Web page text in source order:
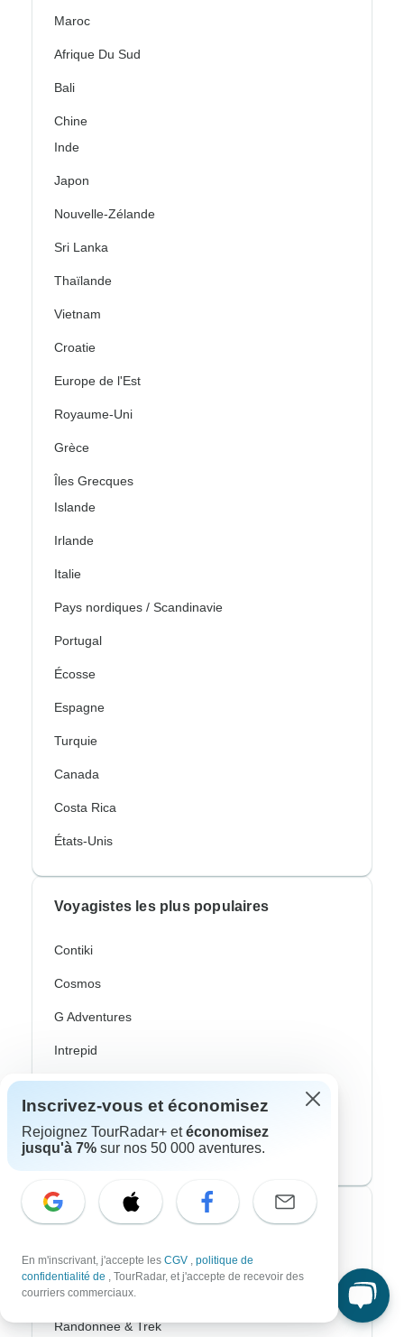
Maroc
Afrique Du Sud
Bali
Chine
Inde
Japon
Nouvelle-Zélande
Sri Lanka
Thaïlande
Vietnam
Croatie
Europe de l'Est
Royaume-Uni
Grèce
Îles Grecques
Islande
Irlande
Italie
Pays nordiques / Scandinavie
Portugal
Écosse
Espagne
Turquie
Canada
Costa Rica
États-Unis
Voyagistes les plus populaires
Contiki
Cosmos
G Adventures
Intrepid
Topdeck
CroisiEurope River Cruises
Styles de voyage les plus populaires
Adventure
Vélo
Randonnee & Trek
Inscrivez-vous et économisez
Rejoignez TourRadar+ etéconomisez
jusqu'à 7% sur nos 50 000 aventures.
En m'inscrivant, j'accepte les CGV , politique de
confidentialité de , TourRadar, et j'accepte de recevoir des
courriers commerciaux.